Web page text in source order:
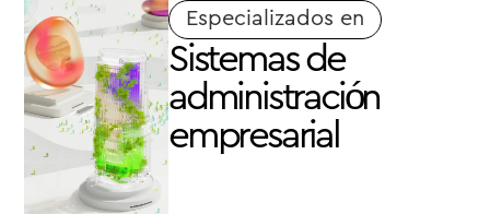
Especializados en
Sistemasde
administración
empresarial